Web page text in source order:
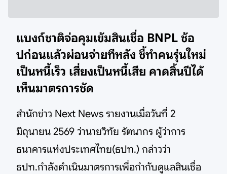
แบงก์ชาติจ่อคุมเข้มสินเชื่อ BNPL ช้อ
ปก่อนแล้วผ่อนจ่ายทีหลัง ชี้ทำคนรุ่นใหม่
เป็นหนี้เร็ว เสี่ยงเป็นหนี้เสีย คาดสิ้นปีได้
เห็นมาตรการชัด
สำนักข่าว Next News รายงานเมื่อวันที่ 2
มิถุนายน 2569 ว่านายวิทัย รัตนากร ผู้ว่าการ
ธนาคารแห่งประเทศไทย(ธปท.) กล่าวว่า
ธปท.กำลังดำเนินมาตรการเพื่อกำกับดูแลสินเชื่อ